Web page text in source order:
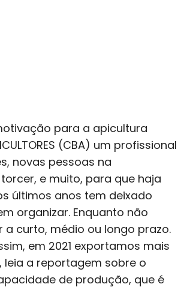
para a apicultura
(CBA) um profissional
novas pessoas na
e muito, para que haja
últimos anos tem deixado
organizar. Enquanto não
curto, médio ou longo prazo.
em 2021 exportamos mais
a reportagem sobre o
de produção, que é